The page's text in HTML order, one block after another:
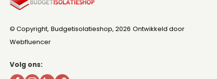
© Copyright, Budgetisolatieshop, 2026 Ontwikkeld door
Webfluencer
Volg ons: